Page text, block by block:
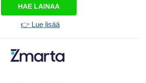
HAE LAINAA
👉 Lue lisää